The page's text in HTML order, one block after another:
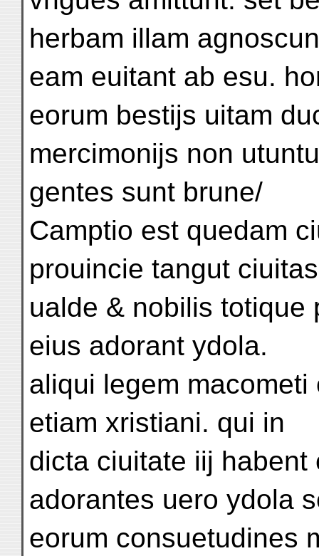
herbam illam
eam euitant ab esu.
eorum bestijs uitam
mercimonijs non
gentes sunt brune/
Camptio est quedam
prouincie tangut
ualde & nobilis totique
eius adorant ydola.
aliqui legem
etiam xristiani. qui in
dicta ciuitate iij
adorantes uero ydola
eorum consuetudines